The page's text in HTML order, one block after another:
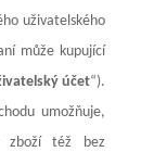
uživatelského
může kupující
účet“).
umožňuje,
zboží též bez